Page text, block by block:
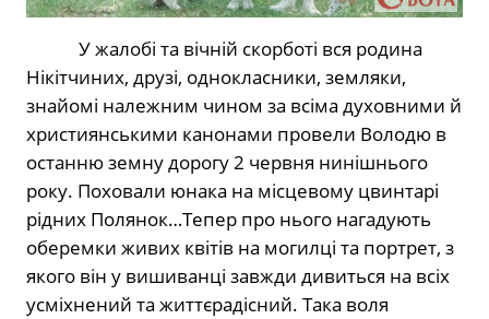
У жалобі та вічній скорботі вся родина
Нікітчиних, друзі, однокласники, земляки,
знайомі належним чином за всіма духовними й
християнськими канонами провели Володю в
останню земну дорогу 2 червня нинішнього
року. Поховали юнака на місцевому цвинтарі
рідних Полянок…Тепер про нього нагадують
оберемки живих квітів на могилці та портрет, з
якого він у вишиванці завжди дивиться на всіх
усміхнений та життєрадісний. Така воля